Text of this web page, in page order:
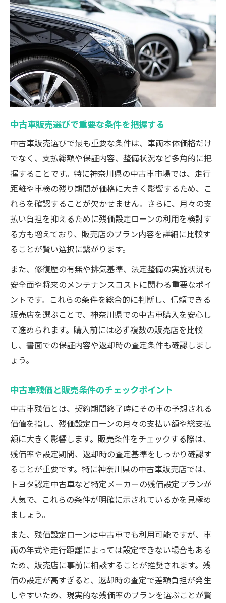
中古車販売選びで重要な条件を把握する
中古車販売選びで最も重要な条件は、車両本体価格だけ
でなく、支払総額や保証内容、整備状況など多角的に把
握することです。特に神奈川県の中古車市場では、走行
距離や車検の残り期間が価格に大きく影響するため、こ
れらを確認することが欠かせません。さらに、月々の支
払い負担を抑えるために残価設定ローンの利用を検討す
る方も増えており、販売店のプラン内容を詳細に比較す
ることが賢い選択に繋がります。
また、修復歴の有無や排気基準、法定整備の実施状況も
安全面や将来のメンテナンスコストに関わる重要なポイ
ントです。これらの条件を総合的に判断し、信頼できる
販売店を選ぶことで、神奈川県での中古車購入を安心し
て進められます。購入前には必ず複数の販売店を比較
し、書面での保証内容や返却時の査定条件も確認しまし
ょう。
中古車残価と販売条件のチェックポイント
中古車残価とは、契約期間終了時にその車の予想される
価値を指し、残価設定ローンの月々の支払い額や総支払
額に大きく影響します。販売条件をチェックする際は、
残価率や設定期間、返却時の査定基準をしっかり確認す
ることが重要です。特に神奈川県の中古車販売店では、
トヨタ認定中古車など特定メーカーの残価設定プランが
人気で、これらの条件が明確に示されているかを見極め
ましょう。
また、残価設定ローンは中古車でも利用可能ですが、車
両の年式や走行距離によっては設定できない場合もある
ため、販売店に事前に相談することが推奨されます。残
価の設定が高すぎると、返却時の査定で差額負担が発生
しやすいため、現実的な残価率のプランを選ぶことが賢